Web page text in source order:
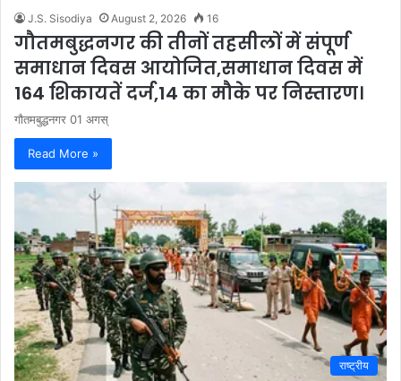
J.S. Sisodiya August 2, 2026 16
गौतमबुद्धनगर की तीनों तहसीलों में संपूर्ण
समाधान दिवस आयोजित,समाधान दिवस में
164 शिकायतें दर्ज,14 का मौके पर निस्तारण।
गौतमबुद्धनगर 01 अगस्
Read More »
राष्ट्रीय